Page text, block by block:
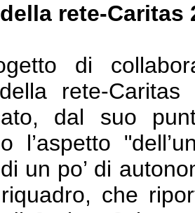
rete-Caritas
di
rete-
dal suo
l’aspetto
un po’ di
che